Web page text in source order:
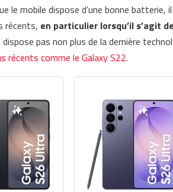
le mobile dispose d’une bonne
récents, en particulier lorsqu’il s’agit
pas non plus de la dernière
récents comme le Galaxy S22.